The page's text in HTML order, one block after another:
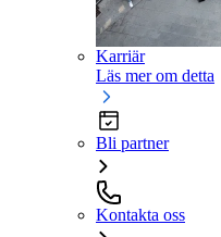
Karriär
Läs mer om detta
Bli partner
Kontakta oss